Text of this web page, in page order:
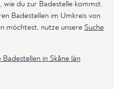
du zur Badestelle kommst.
Badestellen im Umkreis von
möchtest, nutze unsere Suche
Badestellen in Skåne län